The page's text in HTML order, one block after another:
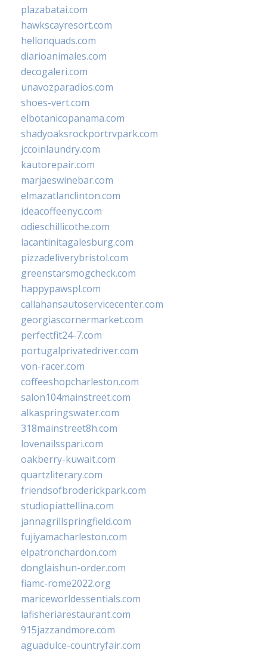
plazabatai.com
hawkscayresort.com
hellonquads.com
diarioanimales.com
decogaleri.com
unavozparadios.com
shoes-vert.com
elbotanicopanama.com
shadyoaksrockportrvpark.com
jccoinlaundry.com
kautorepair.com
marjaeswinebar.com
elmazatlanclinton.com
ideacoffeenyc.com
odieschillicothe.com
lacantinitagalesburg.com
pizzadeliverybristol.com
greenstarsmogcheck.com
happypawspl.com
callahansautoservicecenter.com
georgiascornermarket.com
perfectfit24-7.com
portugalprivatedriver.com
von-racer.com
coffeeshopcharleston.com
salon104mainstreet.com
alkaspringswater.com
318mainstreet8h.com
lovenailsspari.com
oakberry-kuwait.com
quartzliterary.com
friendsofbroderickpark.com
studiopiattellina.com
jannagrillspringfield.com
fujiyamacharleston.com
elpatronchardon.com
donglaishun-order.com
fiamc-rome2022.org
mariceworldessentials.com
lafisheriarestaurant.com
915jazzandmore.com
aguadulce-countryfair.com